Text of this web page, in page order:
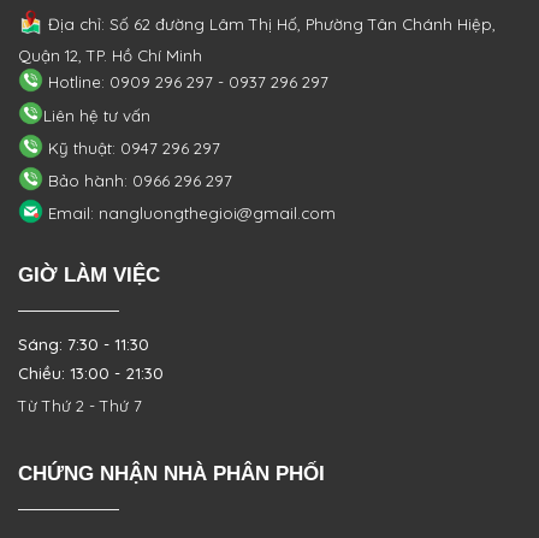
Địa chỉ: Số 62 đường Lâm Thị Hố, PhườngTân Chánh Hiệp,
Quận 12, TP. Hồ Chí Minh
Hotline: 0909 296 297 - 0937 296 297
Liên hệ tư vấn
Kỹ thuật: 0947 296 297
Bảo hành: 0966 296 297
Email: nangluongthegioi@gmail.com
GIỜ LÀM VIỆC
Sáng: 7:30 - 11:30
Chiều: 13:00 - 21:30
Từ Thứ 2 - Thứ 7
CHỨNG NHẬN NHÀ PHÂN PHỐI